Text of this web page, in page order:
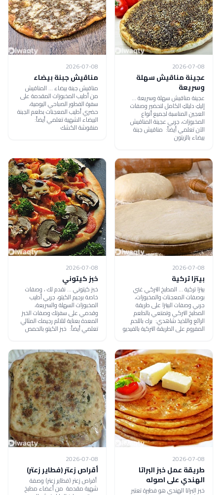
2026-07-08
عجينة مناقيش سهلة
وسريعة
عجينة مناقيش سهلة وسريعة ...
إليكِ دليلكِ الكامل لتحضير وصفات
العجين المناسبة لجميع أنواع
المخبوزات، جربي عجينة المناقيش
الآن تعلمي أيضاً: مناقيش جبنة
بيضاء بالزيتون
2026-07-08
مناقيش جبنة بيضاء
مناقيش جبنة بيضاء ... المناقيش
من أطيب المخبوزات المقدمة على
سفرة الفطور الصباحي اليومية،
حضري أطيب المعجنات بطعم الجبنة
البيضاء الشهية تعلمي أيضاً:
منقوشة الكشك
2026-07-08
بيتزا تركية
بيتزا تركية ... المطبخ التركي غني
بوصفات المعجنات والمخبوزات،
جربي وصفات البيتزا على طريقة
المطبخ التركي وتمتعي بالطعم
الرائع واللذيذ شاهدي: برك باللحم
المفروم على الطريقة التركية بالفيديو
2026-07-08
خبز كيتوني
خبز كيتوني ... نقدم لك ، وصفات
خاصة برجيم الكيتو، جربي أطيب
المخبوزات السهلة والسريعة،
وقدمي على سفرتك وصفات الخبز
المعدة بعناية لتلائم رجيمك المثالي
تعلمي أيضاً: خبز الكيتو بالحمص
2026-07-08
طريقة عمل خبز البراتا
الهندي على اصوله
خبز البراتا الهندي هو فطيرة تعتبر
2026-07-08
أقراص زعتر (فطاير زعتر)
أقراص زعتر (فطاير زعتر) وصفة
شهية مقدمة من أعضاء مطبخ